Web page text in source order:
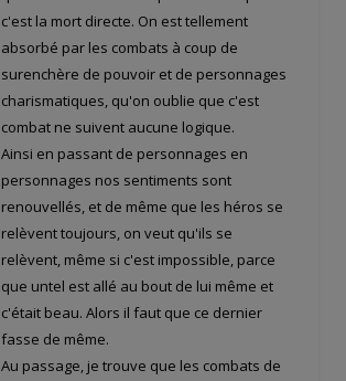
c'est la mort directe. On est tellement
absorbé par les combats à coup de
surenchère de pouvoir et de personnages
charismatiques, qu'on oublie que c'est
combat ne suivent aucune logique.
Ainsi en passant de personnages en
personnages nos sentiments sont
renouvellés, et de même que les héros se
relèvent toujours, on veut qu'ils se
relèvent, même si c'est impossible, parce
que untel est allé au bout de lui même et
c'était beau. Alors il faut que ce dernier
fasse de même.
Au passage, je trouve que les combats de